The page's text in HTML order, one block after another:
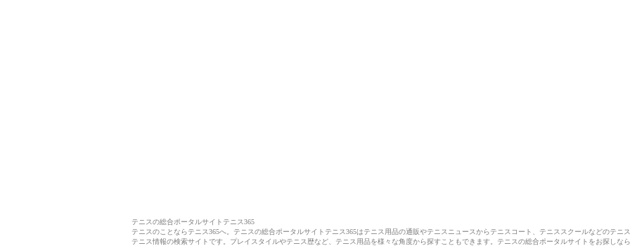
テニスの総合ポータルサイトテニス365
テニスのことならテニス365へ。テニスの総合ポータルサイトテニス365はテニス用品の通販やテニスニュースからテニスコート、テニススクールなどのテニ
テニス情報の検索サイトです。プレイスタイルやテニス歴など、テニス用品を様々な角度から探すこともできます。テニスの総合ポータルサイトをお探しな